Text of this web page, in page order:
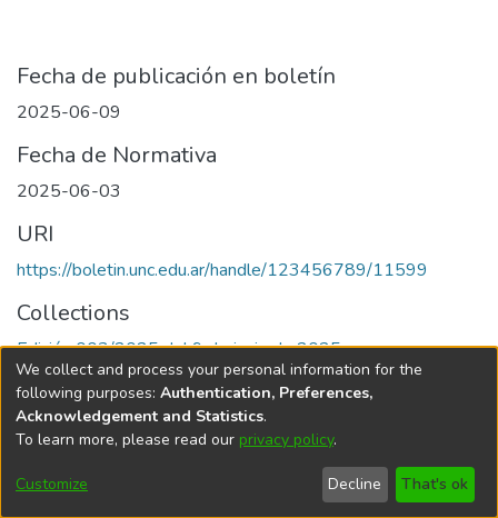
Fecha de publicación en boletín
2025-06-09
Fecha de Normativa
2025-06-03
URI
https://boletin.unc.edu.ar/handle/123456789/11599
Collections
Edición 003/2025 del 9 de junio de 2025
Universidad Nacional de Córdoba
We collect and process your personal information for the
following purposes: Authentication, Preferences,
Acknowledgement and Statistics.
To learn more, please read our privacy policy.
Customize Decline That's ok